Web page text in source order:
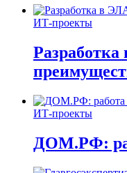
ИТ-проекты
ИТ-проекты
ДОМ.РФ: